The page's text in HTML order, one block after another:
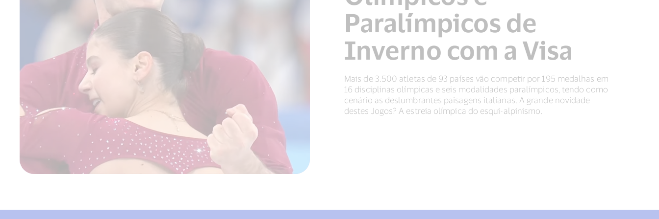
Paralímpicos de
Inverno com a Visa
Mais de 3.500 atletas de 93 países vão competir por 195 medalhas em
16 disciplinas olímpicas e seis modalidades paralímpicos, tendo como
cenário as deslumbrantes paisagens italianas. A grande novidade
destes Jogos? A estreia olímpica do esqui-alpinismo.